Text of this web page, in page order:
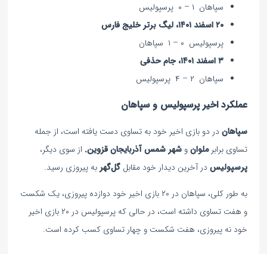
سپاهان ۱ – ۰ پرسپولیس
۲۰ اسفند ۱۴۰۱، لیگ برتر خلیج فارس
پرسپولیس ۰ – ۱ سپاهان
۳ اسفند ۱۴۰۱، جام حذفی
سپاهان ۲ – ۴ پرسپولیس
عملکرد اخیر پرسپولیس و سپاهان
سپاهان در دو بازی اخیر خود به تساوی دست یافته است، از جمله
تساوی برابرملوانوشهر شمس آذربایجان قزوین. از سوی دیگر،
پرسپولیس در آخرین دیدار خود مقابلگل‌گهر به پیروزی رسید.
به طور کلی، سپاهان در ۲۰ بازی اخیر خود دوازده پیروزی، یک شکست
و هفت تساوی داشته است، در حالی که پرسپولیس در ۲۰ بازی اخیر
خود نه پیروزی، هفت شکست و چهار تساوی کسب کرده است.